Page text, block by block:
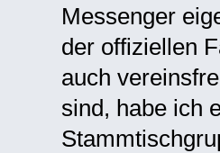
Messenger
der offiziellen
auch
sind, habe ich